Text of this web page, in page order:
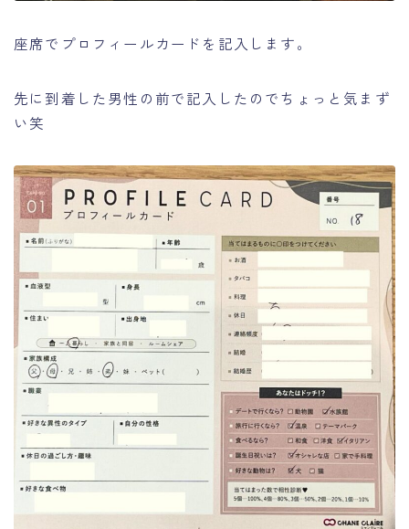
座席でプロフィールカードを記入します。
先に到着した男性の前で記入したのでちょっと気まず
い笑